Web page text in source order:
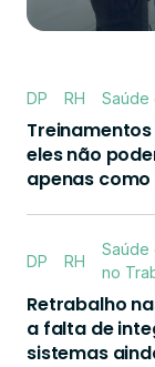
DP RH Saúde
eles não
apenas
DP RH
Saúde
no
Retrabalho
a falta de
sistemas